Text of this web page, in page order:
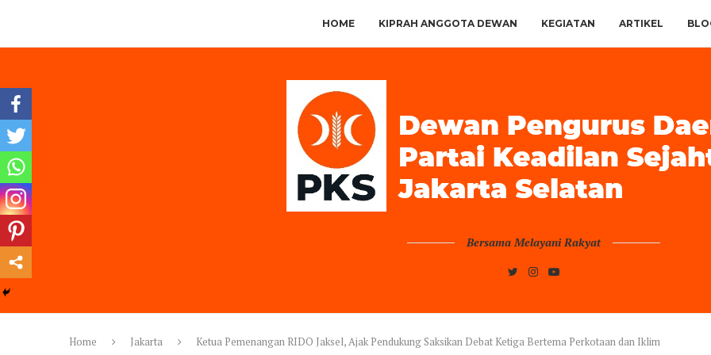
HOME KIPRAH ANGGOTA DEWAN KEGIATAN ARTIKEL
Bersama Melayani Rakyat
Home Jakarta Ketua Pemenangan RIDO Jaksel, Ajak Pendukung Saksikan Debat Ketiga Bertema Perkotaan dan Iklim